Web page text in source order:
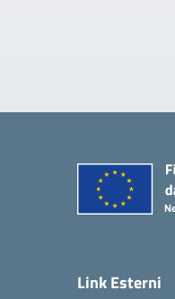
Link Esterni